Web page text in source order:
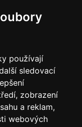
používají
sledovací
zobrazení
a reklam,
webových
práva a
životní
komunit tak,
zařízení, jejich
trpělivě a s